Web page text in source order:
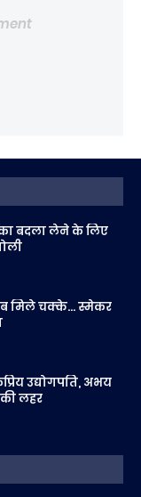
का बदला लेने के लिए
मिले चक्के... स्मेकर
उद्योगपति, अभय
लहर